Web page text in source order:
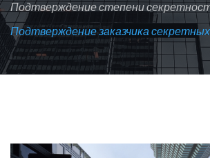
Подтверждение степени
Подтверждение заказчика
Б
Барнаул
Белгород
Брянск
Владикавказ